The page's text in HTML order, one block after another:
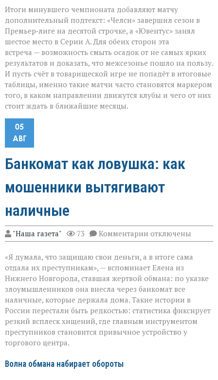
Итоги минувшего чемпионата добавляют матчу
дополнительный подтекст: «Челси» завершил сезон в
Премьер‑лиге на десятой строчке, а «Ювентус» занял
шестое место в Серии А. Для обеих сторон эта
встреча — возможность смыть осадок от не самых ярких
результатов и доказать, что межсезонье пошло на пользу.
И пусть счёт в товарищеской игре не попадёт в итоговые
таблицы, именно такие матчи часто становятся маркером
того, в каком направлении движутся клубы и чего от них
стоит ждать в ближайшие месяцы.
05
АВГ
Банкомат как ловушка: как
мошенники вытягивают
наличные
"Наша газета" 73 Комментарии к
записи
как
ловушка:
как
мошенники
вытягивают
наличные
отключены
«Я думала, что защищаю свои деньги, а в итоге сама
отдала их преступникам», — вспоминает Елена из
Нижнего Новгорода, ставшая жертвой обмана: по указке
злоумышленников она внесла через банкомат все
наличные, которые держала дома. Такие истории в
России перестали быть редкостью: статистика фиксирует
резкий всплеск хищений, где главным инструментом
преступников становится привычное устройство у
торгового центра.
Волна обмана набирает обороты